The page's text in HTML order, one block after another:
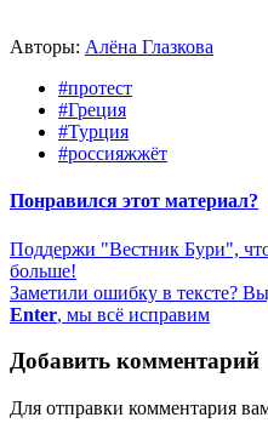
Авторы: Алёна Глазкова
#протест
#Греция
#Турция
#россияжжёт
Понравился этот материал?
Поддержи "Вестник Бури",
больше!
Заметили ошибку в тексте?
Enter, мы всё исправим
Добавить комментарий
Для отправки комментария